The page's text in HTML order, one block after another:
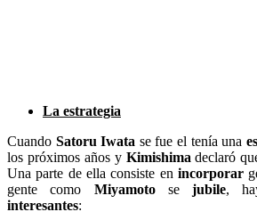
La estrategia
Cuando Satoru Iwata se fue el tenía una
los próximos años y Kimishima declaró
Una parte de ella consiste en incorporar
gente como Miyamotosejubile,
interesantes: